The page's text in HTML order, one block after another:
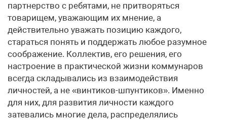
партнерство с ребятами, не притворяться
товарищем, уважающим их мнение, а
действительно уважать позицию каждого,
стараться понять и поддержать любое разумное
соображение. Коллектив, его решения, его
настроение в практической жизни коммунаров
всегда складывались из взаимодействия
личностей, а не «винтиков-шпунтиков». Именно
для них, для развития личности каждого
затевались многие дела, распределялись